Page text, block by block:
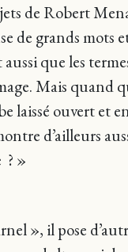
de Robert
de grands mots
que les
Mais
laissé ouvert et
d’ailleurs
? »
», il pose